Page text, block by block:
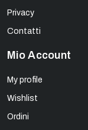
Privacy
Contatti
Mio Account
My profile
Wishlist
Ordini